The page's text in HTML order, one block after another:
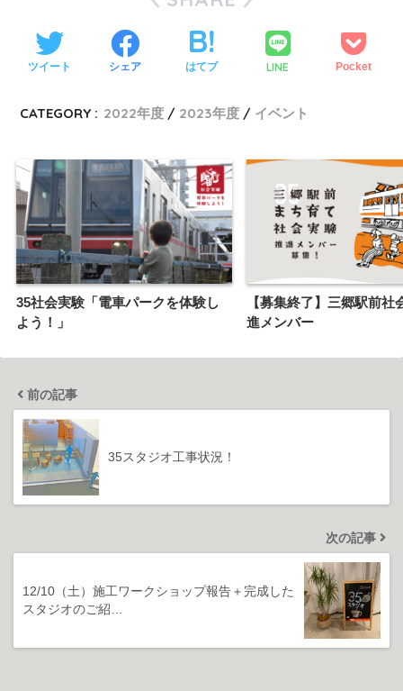
ツイート シェア はてブ LINE Pocket
CATEGORY : 2022年度 2023年度 イベント
35社会実験「電車パークを体験し
よう！」
【募集終了】三郷駅前社
進メンバー
前の記事
35スタジオ工事状況！
次の記事
12/10（土）施工ワークショップ報告＋完成した
スタジオのご紹…